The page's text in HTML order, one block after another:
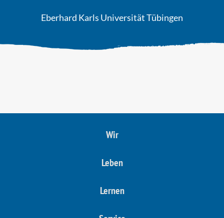
Eberhard Karls Universität Tübingen
Wir
Leben
Lernen